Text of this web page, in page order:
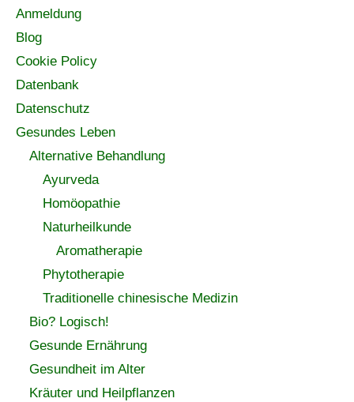
Anmeldung
Blog
Cookie Policy
Datenbank
Datenschutz
Gesundes Leben
Alternative Behandlung
Ayurveda
Homöopathie
Naturheilkunde
Aromatherapie
Phytotherapie
Traditionelle chinesische Medizin
Bio? Logisch!
Gesunde Ernährung
Gesundheit im Alter
Kräuter und Heilpflanzen